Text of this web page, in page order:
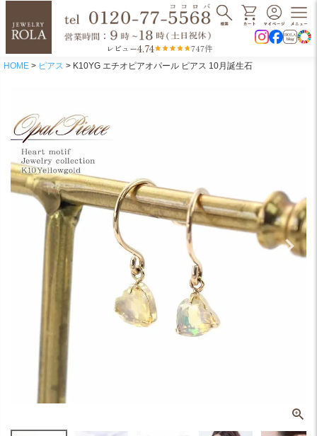
レビュー4.74 747件
HOME ピアス K10YG エチオピアオパール ピアス 10月誕生石